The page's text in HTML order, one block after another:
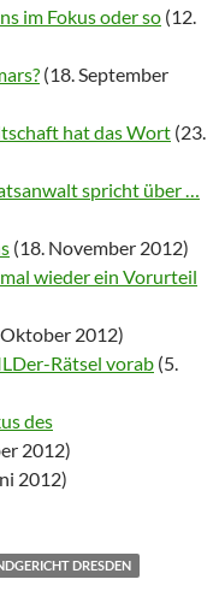
im Fokus oder so (12.
(18. September
hat das Wort (23.
spricht über …
(18. November 2012)
wieder ein Vorurteil
2012)
Rätsel vorab (5.
des
2012)
2012)
DRESDEN